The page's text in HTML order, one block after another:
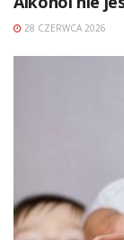
28 CZERWCA 2026